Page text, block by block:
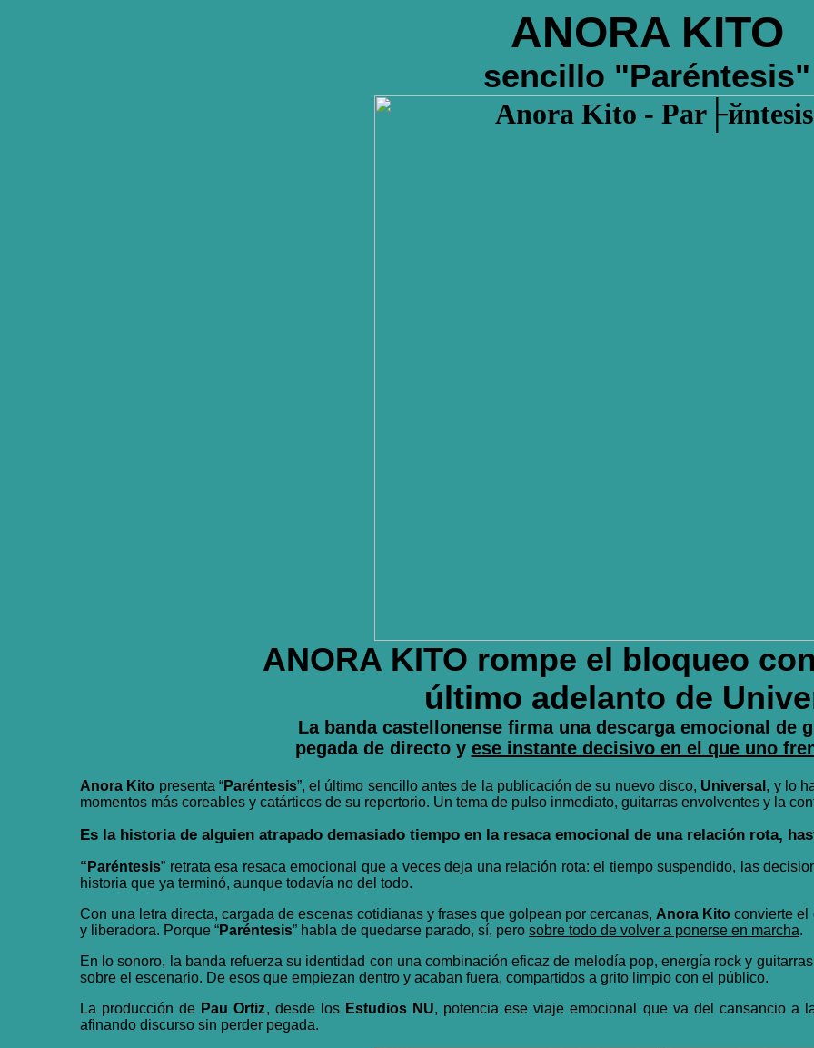
ANORA KITO
sencillo "Paréntesis"
ANORA KITO rompe el bloqueo
último adelanto de
La banda castellonense firma una descarga emocional de
pegada de directo y ese instante decisivo en el que uno
Anora Kito presenta “Paréntesis”, el último sencillo antes de la publicación de su nuevo disco, Universal , y lo
momentos más coreables y catárticos de su repertorio. Un tema de pulso inmediato, guitarras envolventes y la
Es la historia de alguien atrapado demasiado tiempo en la resaca emocional de una relación rota,
“ Paréntesis” retrata esa resaca emocional que a veces deja una relación rota: el tiempo suspendido, las
historia que ya terminó, aunque todavía no del todo.
Con una letra directa, cargada de escenas cotidianas y frases que golpean por cercanas,Anora Kito convierte el
y liberadora. Porque “Paréntesis” habla de quedarse parado, sí, pero sobre todo de volver a ponerse en marcha.
En lo sonoro, la banda refuerza su identidad con una combinación eficaz de melodía pop, energía rock y
sobre el escenario. De esos que empiezan dentro y acaban fuera, compartidos a grito limpio con el público.
La producción de Pau Ortiz, desde los Estudios NU, potencia ese viaje emocional que va del cansancio a
afinando discurso sin perder pegada.